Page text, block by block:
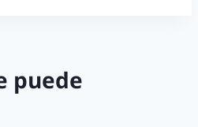
puede